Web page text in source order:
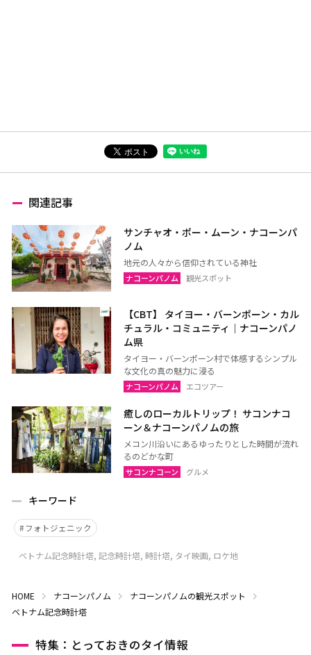
関連記事
サンチャオ・ポー・ムーン・ナコーンパ
ノム
地元の人々から信仰されている神社
ナコーンパノム 観光スポット
【CBT】 タイヨー・バーンポーン・カル
チュラル・コミュニティ｜ナコーンパノ
ム県
タイヨー・バーンポーン村で体感するシンプル
な文化の真の魅力に浸る
ナコーンパノム エコツアー
癒しのローカルトリップ！ サコンナコ
ーン＆ナコーンパノムの旅
メコン川沿いにあるゆったりとした時間が流れ
るのどかな町
サコンナコーン グルメ
キーワード
フォトジェニック
ベトナム記念時計塔, 記念時計塔, 時計塔, タイ映画, ロケ地
HOME ナコーンパノム
ナコーンパノムの観光スポット
ベトナム記念時計塔
特集：とっておきのタイ情報